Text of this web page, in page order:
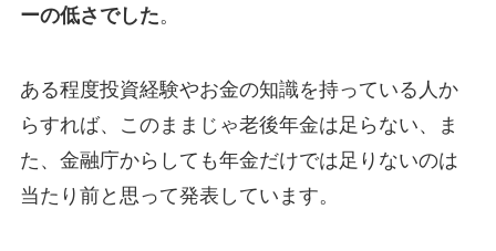
ーの低さでした。
ある程度投資経験やお金の知識を持っている人か
らすれば、このままじゃ老後年金は足らない、ま
た、金融庁からしても年金だけでは足りないのは
当たり前と思って発表しています。